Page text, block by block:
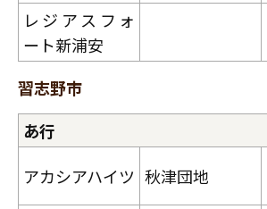
レジアスフォ
ート新浦安
習志野市
あ行
アカシアハイツ 秋津団地